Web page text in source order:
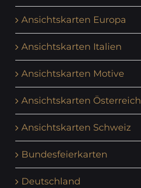
Ansichtskarten Europa
Ansichtskarten Italien
Ansichtskarten Motive
Ansichtskarten Österreich
Ansichtskarten Schweiz
Bundesfeierkarten
Deutschland